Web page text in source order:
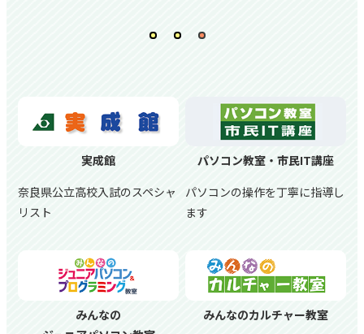
実成館
奈良県公立高校入試のスペシャ
リスト
パソコン教室・市民IT講座
パソコンの操作を丁寧に指導し
ます
みんなの
みんなのカルチャー教室